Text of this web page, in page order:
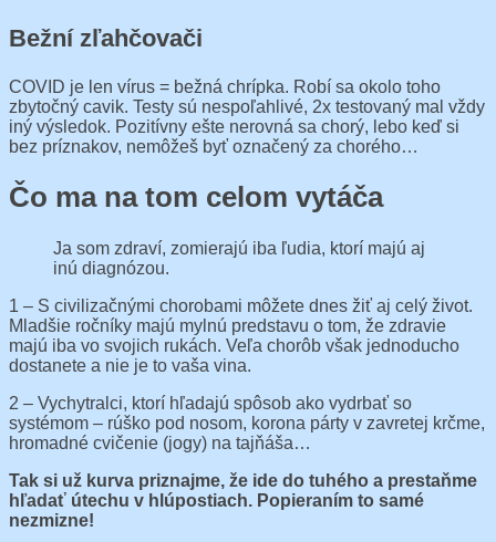
Bežní zľahčovači
COVID je len vírus = bežná chrípka. Robí sa okolo toho
zbytočný cavik. Testy sú nespoľahlivé, 2x testovaný mal vždy
iný výsledok. Pozitívny ešte nerovná sa chorý, lebo keď si
bez príznakov, nemôžeš byť označený za chorého…
Čo ma na tom celom vytáča
Ja som zdraví, zomierajú iba ľudia, ktorí majú aj
inú diagnózou.
1 – S civilizačnými chorobami môžete dnes žiť aj celý život.
Mladšie ročníky majú mylnú predstavu o tom, že zdravie
majú iba vo svojich rukách. Veľa chorôb však jednoducho
dostanete a nie je to vaša vina.
2 – Vychytralci, ktorí hľadajú spôsob ako vydrbať so
systémom – rúško pod nosom, korona párty v zavretej krčme,
hromadné cvičenie (jogy) na tajňáša…
Tak si už kurva priznajme, že ide do tuhého a prestaňme
hľadať útechu v hlúpostiach. Popieraním to samé
nezmizne!